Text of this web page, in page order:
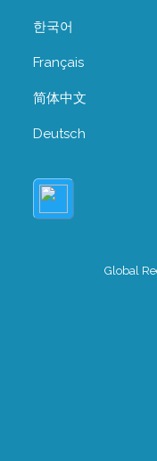
한국어
Français
简体中文
Deutsch
Global